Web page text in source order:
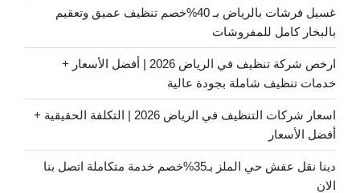
غسيل فرشات بالرياض بـ 40%خصم تنظيف عميق وتعقيم
بالبخار كامل للمفروشات
ارخص شركة تنظيف في الرياض 2026 | أفضل الأسعار +
خدمات تنظيف شاملة بجودة عالية
اسعار شركات التنظيف في الرياض 2026 | التكلفة الحقيقية +
أفضل الأسعار
دينا نقل عفش حي الملز بـ35%خصم خدمة متكاملة اتصل بنا
الان